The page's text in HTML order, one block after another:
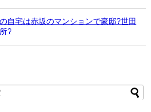
自宅は赤坂のマンションで豪邸?世田
?